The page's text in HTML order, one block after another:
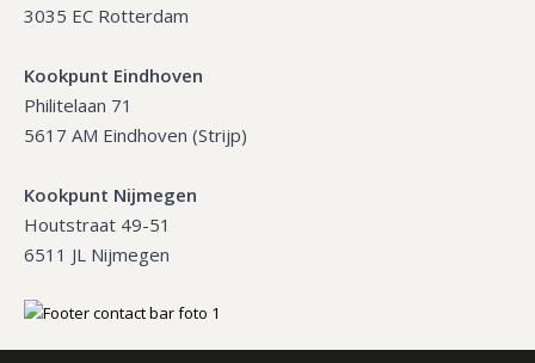
3035 EC Rotterdam
Kookpunt Eindhoven
Philitelaan 71
5617 AM Eindhoven (Strijp)
Kookpunt Nijmegen
Houtstraat 49-51
6511 JL Nijmegen